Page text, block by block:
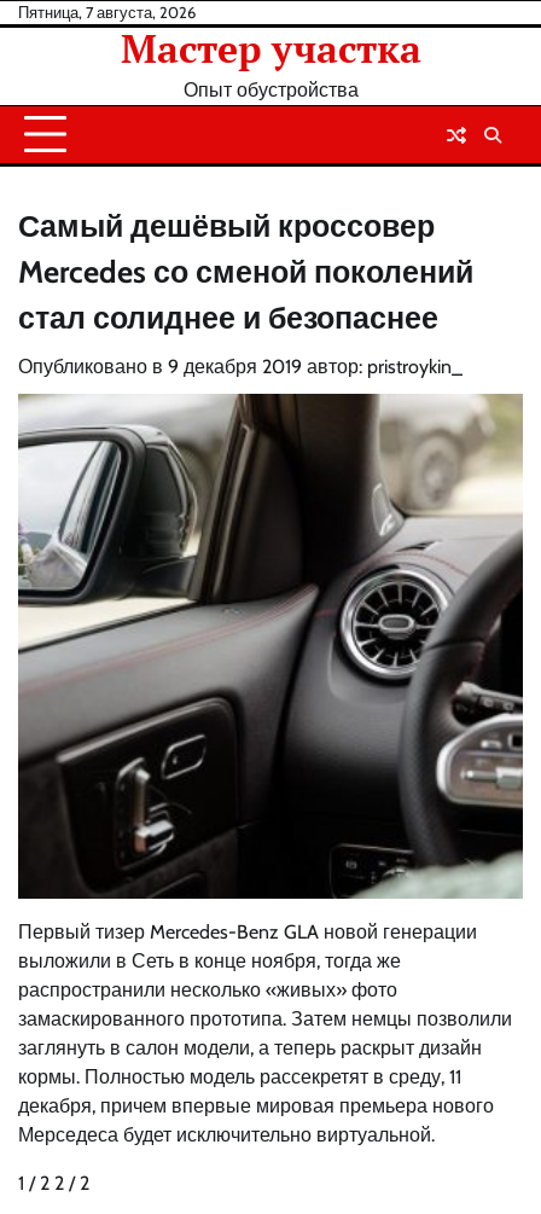
Перейти
Пятница, 7 августа, 2026
Мастер участка
Опыт обустройства
Самый дешёвый кроссовер
Mercedes со сменой поколений
стал солиднее и безопаснее
Опубликовано в 9 декабря 2019 автор: pristroykin_
Первый тизер Mercedes-Benz GLA новой генерации
выложили в Сеть в конце ноября, тогда же
распространили несколько «живых» фото
замаскированного прототипа. Затем немцы позволили
заглянуть в салон модели, а теперь раскрыт дизайн
кормы. Полностью модель рассекретят в среду, 11
декабря, причем впервые мировая премьера нового
Мерседеса будет исключительно виртуальной.
1 / 2 2 / 2